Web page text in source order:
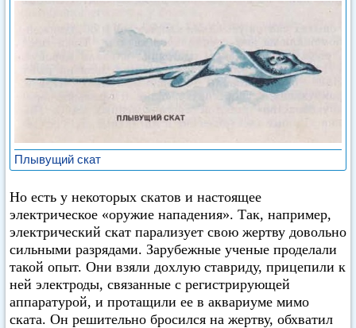
Плывущий скат
Но есть у некоторых скатов и настоящее
электрическое «оружие нападения». Так, например,
электрический скат парализует свою жертву довольно
сильными разрядами. Зарубежные ученые проделали
такой опыт. Они взяли дохлую ставриду, прицепили к
ней электроды, связанные с регистрирующей
аппаратурой, и протащили ее в аквариуме мимо
ската. Он решительно бросился на жертву, обхватил